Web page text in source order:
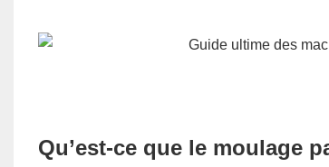
Qu’est-ce que le moulage